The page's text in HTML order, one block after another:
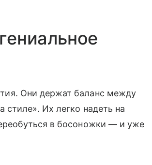
Они держат баланс между
стиле». Их легко надеть на
в босоножки — и уже